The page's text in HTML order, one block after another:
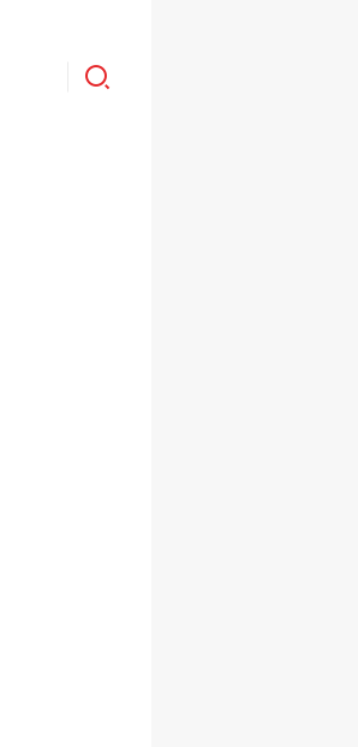
Logg